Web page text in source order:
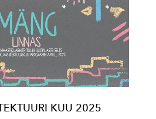
KUU 2025